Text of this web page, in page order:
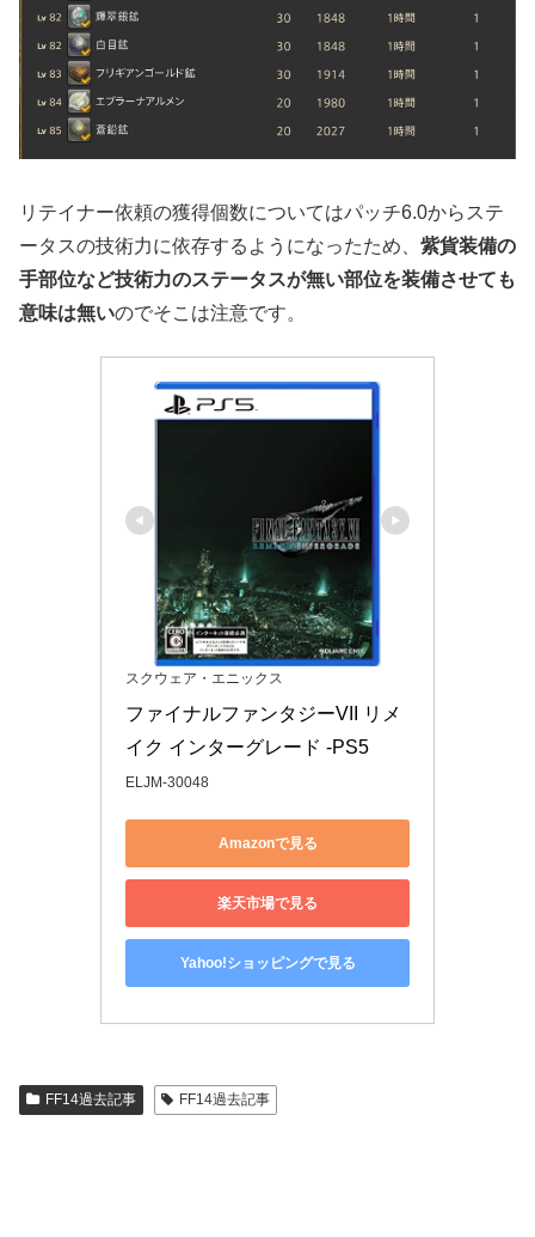
リテイナー依頼の獲得個数についてはパッチ6.0からステ
ータスの技術力に依存するようになったため、 紫貨装備の
手部位など技術力のステータスが無い部位を装備させても
意味は無いのでそこは注意です。
スクウェア・エニックス
ファイナルファンタジーVII リメ
イク インターグレード -PS5
ELJM-30048
Amazonで見る
楽天市場で見る
Yahoo!ショッピングで見る
FF14過去記事 FF14過去記事